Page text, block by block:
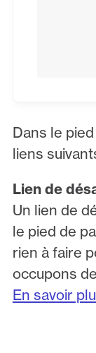
Dans le
liens
Lien de
Un lien de
le pied de
rien à faire
occupons
En savoir